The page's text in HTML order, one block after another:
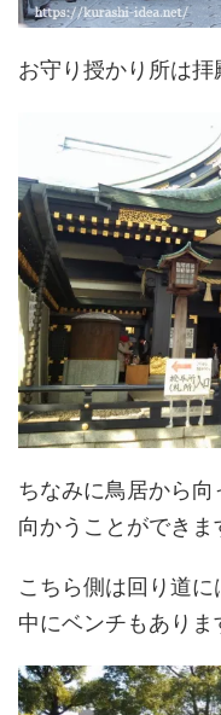
お守り授かり所は拝
ちなみに鳥居から
向かうことができま
こちら側は回り道
中にベンチもありま